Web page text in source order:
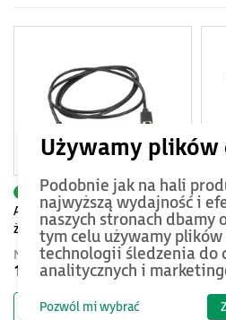
AS56PKR Kabel LAN typu
żeńskiego do komputera
przemysłowego, długość 2m
AS56PKR-LAN
Netto
120 PLN
Do koszyka
Podobnie jak na hali
najwyższą wydajność i
naszych stronach dbamy
tym celu używamy plików
technologii śledzenia do
analitycznych i
Pozwól mi wybrać